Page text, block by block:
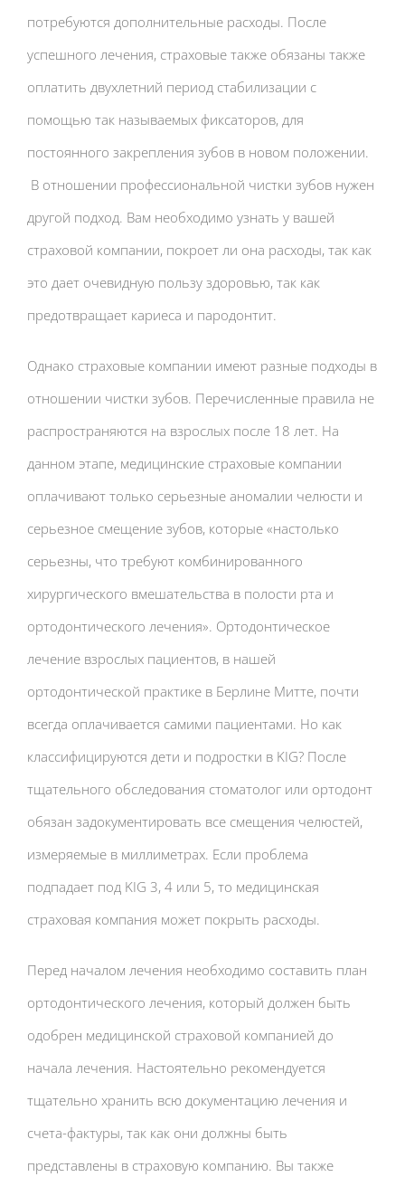
потребуются дополнительные расходы. После
успешного лечения, страховые также обязаны также
оплатить двухлетний период стабилизации с
помощью так называемых фиксаторов, для
постоянного закрепления зубов в новом положении.
В отношении профессиональной чистки зубов нужен
другой подход. Вам необходимо узнать у вашей
страховой компании, покроет ли она расходы, так как
это дает очевидную пользу здоровью, так как
предотвращает кариеса и пародонтит.
Однако страховые компании имеют разные подходы в
отношении чистки зубов. Перечисленные правила не
распространяются на взрослых после 18 лет. На
данном этапе, медицинские страховые компании
оплачивают только серьезные аномалии челюсти и
серьезное смещение зубов, которые «настолько
серьезны, что требуют комбинированного
хирургического вмешательства в полости рта и
ортодонтического лечения». Ортодонтическое
лечение взрослых пациентов, в нашей
ортодонтической практике в Берлине Митте, почти
всегда оплачивается самими пациентами. Но как
классифицируются дети и подростки в KIG? После
тщательного обследования стоматолог или ортодонт
обязан задокументировать все смещения челюстей,
измеряемые в миллиметрах. Если проблема
подпадает под KIG 3, 4 или 5, то медицинская
страховая компания может покрыть расходы.
Перед началом лечения необходимо составить план
ортодонтического лечения, который должен быть
одобрен медицинской страховой компанией до
начала лечения. Настоятельно рекомендуется
тщательно хранить всю документацию лечения и
счета-фактуры, так как они должны быть
представлены в страховую компанию. Вы также